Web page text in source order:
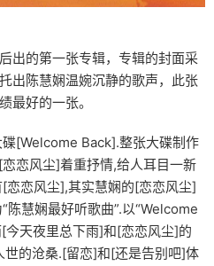
出的第一张专辑，专辑的封面采
出陈慧娴温婉沉静的歌声，此张
最好的一张。
[Welcome Back].整张大碟制作
恋风尘]着重抒情,给人耳目一新
恋恋风尘],其实慧娴的[恋恋风尘]
陈慧娴最好听歌曲”.以“Welcome
今天夜里总下雨]和[恋恋风尘]的
的沧桑.[留恋]和[还是告别吧]体